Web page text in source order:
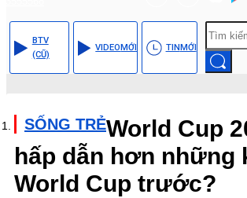
BTV
(CŨ)
VIDEOMỚI TINMỚI
SỐNG TRẺWorld Cup
hấp dẫn hơn những
World Cup trước?